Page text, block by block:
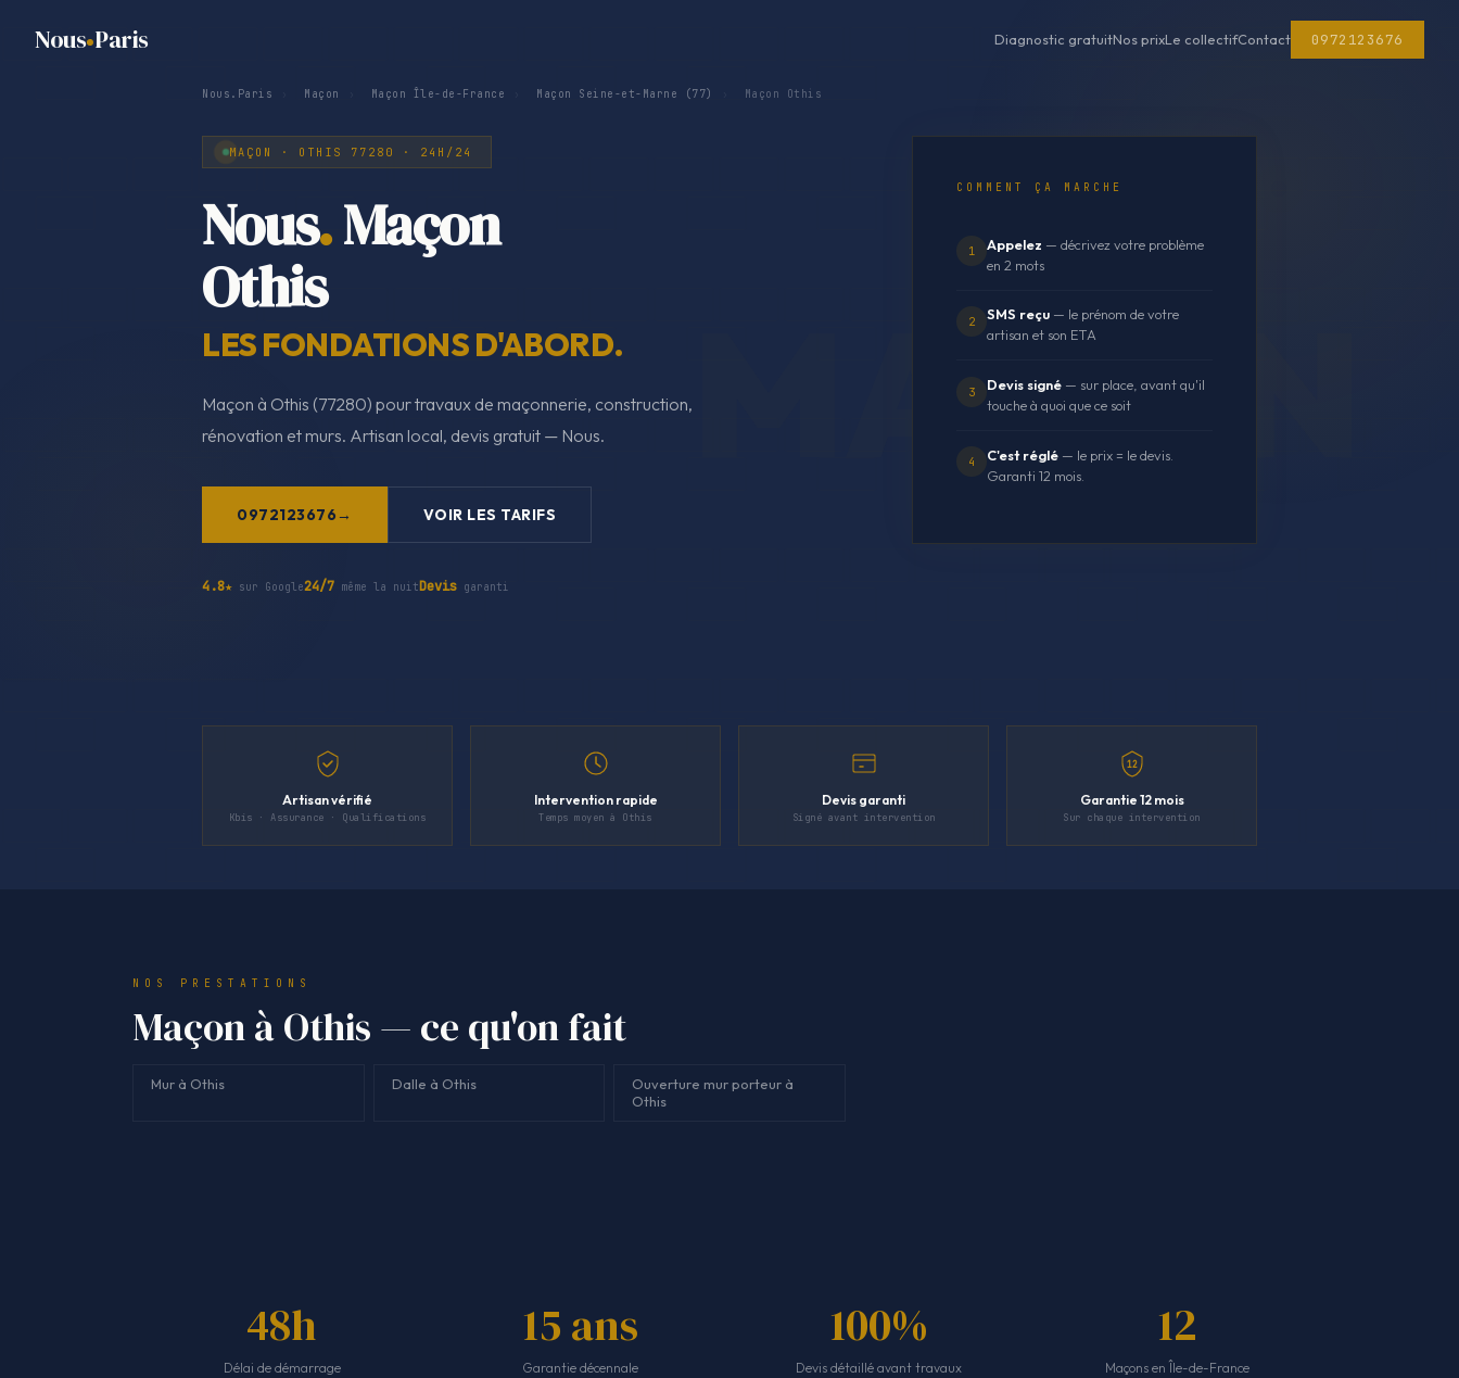
Nous Paris Diagnostic gratuitNos prixLe collectifContact 0972123676
Nous.Paris Maçon Maçon Île-de-France Maçon Seine-et-Marne (77) Maçon Othis
MAÇON · OTHIS 77280 · 24H/24
Nous.Maçon
Othis
LES FONDATIONS D'ABORD.
Maçon à Othis (77280) pour travaux de maçonnerie, construction,
rénovation et murs. Artisan local, devis gratuit — Nous.
0972123676 VOIR LES TARIFS
4.8★ sur Google24/7 même la nuitDevis garanti
COMMENT ÇA MARCHE
1 Appelez — décrivez votre problème
en 2 mots
2 SMS reçu — le prénom de votre
artisan et son ETA
3 Devis signé — sur place, avant qu'il
touche à quoi que ce soit
4 C'est réglé — le prix = le devis.
Garanti 12 mois.
Artisan vérifié
Kbis · Assurance · Qualifications
Intervention rapide
Temps moyen à Othis
Devis garanti
Signé avant intervention
12
Garantie 12 mois
Sur chaque intervention
NOS PRESTATIONS
Maçon à Othis — ce qu'on fait
Mur à Othis Dalle à Othis
Ouverture mur porteur à
Othis
48h
Délai de démarrage
15 ans
Garantie décennale
100%
Devis détaillé avant travaux
12
Maçons en Île-de-France